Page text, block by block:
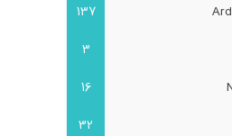
137
3
16
32